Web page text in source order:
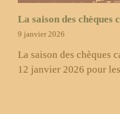
La saison des chèques
9 janvier 2026
La saison des chèques
12 janvier 2026 pour